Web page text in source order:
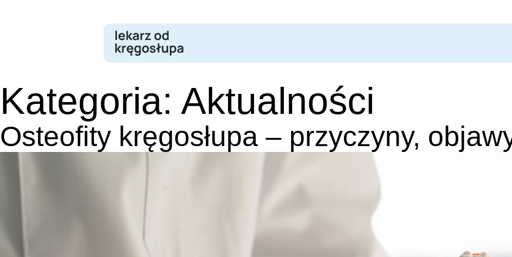
Kategoria: Aktualności
Osteofity kręgosłupa – przyczyny,